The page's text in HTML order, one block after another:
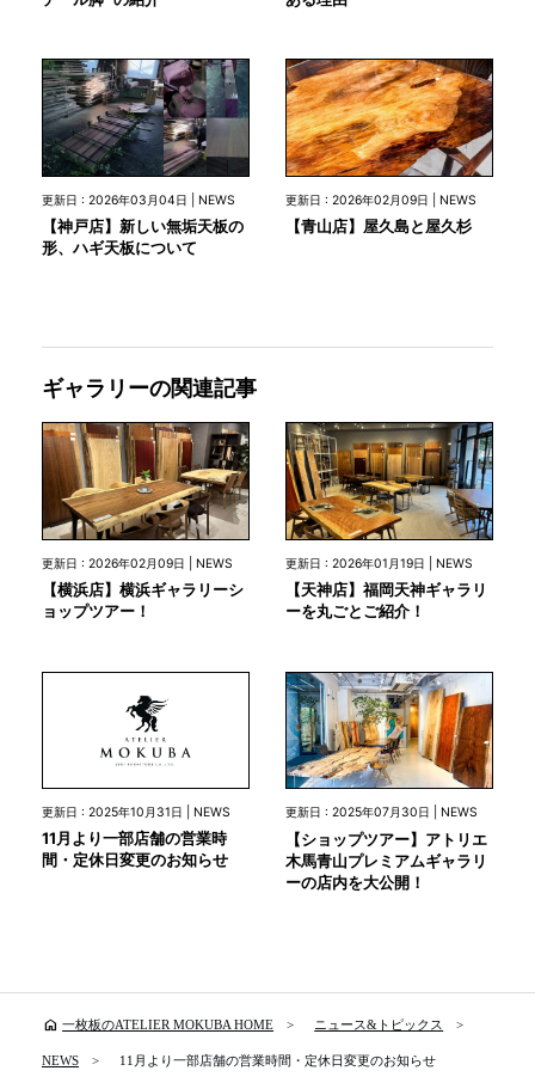
更新日 : 2026年03月04日 | NEWS
【神戸店】新しい無垢天板の
形、ハギ天板について
更新日 : 2026年02月09日 | NEWS
【青山店】屋久島と屋久杉
ギャラリーの関連記事
更新日 : 2026年02月09日 | NEWS
【横浜店】横浜ギャラリーシ
ョップツアー！
更新日 : 2026年01月19日 | NEWS
【天神店】福岡天神ギャラリ
ーを丸ごとご紹介！
更新日 : 2025年10月31日 | NEWS
11月より一部店舗の営業時
間・定休日変更のお知らせ
更新日 : 2025年07月30日 | NEWS
【ショップツアー】アトリエ
木馬青山プレミアムギャラリ
ーの店内を大公開！
home 一枚板のATELIER MOKUBA HOME ニュース&トピックス
NEWS 11月より一部店舗の営業時間・定休日変更のお知らせ